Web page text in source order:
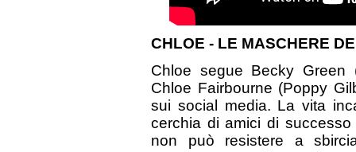
CHLOE - LE MASCHERE
Chloe segue Becky Green
Chloe Fairbourne (Poppy
sui social media. La vita
cerchia di amici di
non può resistere a